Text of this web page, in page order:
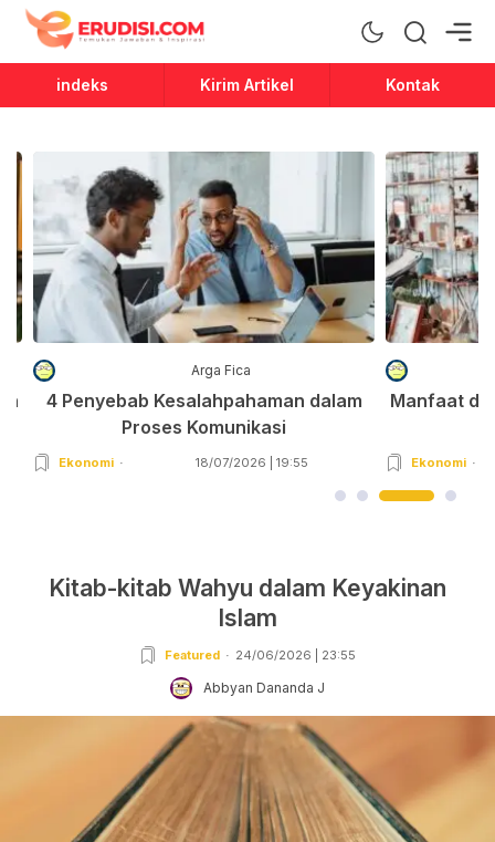
Erudisi
Temukan Jawaban dan Inspirasi
indeks Kirim Artikel Kontak
Arga Fica
4 Penyebab Kesalahpahaman dalam
Proses Komunikasi
Ekonomi 18/07/2026 | 19:55
Manfaat
Ekonomi
Kitab-kitab Wahyu dalam Keyakinan
Islam
Featured 24/06/2026 | 23:55
Abbyan Dananda J